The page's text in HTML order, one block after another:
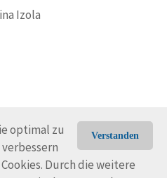
Verstanden
optimal zu
Durch die weitere
Izola
Impressum
Rechtliche Hinweise